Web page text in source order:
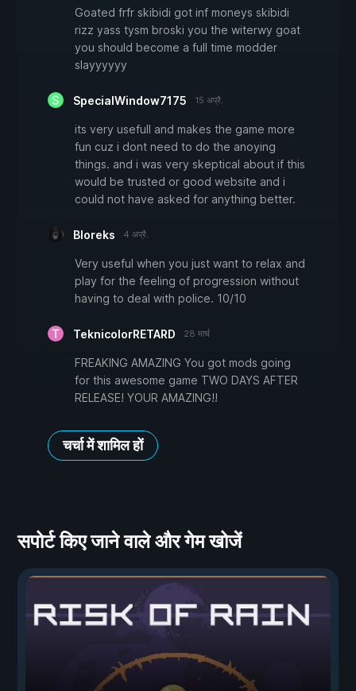
Goated frfr skibidi got inf moneys skibidi
rizz yass tysm broski you the witerwy goat
you should become a full time modder
slayyyyyy
SpecialWindow7175 15 अप्रै.
its very usefull and makes the game more
fun cuz i dont need to do the anoying
things. and i was very skeptical about if this
would be trusted or good website and i
could not have asked for anything better.
Bloreks 4 अप्रै.
Very useful when you just want to relax and
play for the feeling of progression without
having to deal with police. 10/10
TeknicolorRETARD 28 मार्च
FREAKING AMAZING You got mods going
for this awesome game TWO DAYS AFTER
RELEASE! YOUR AMAZING!!
चर्चा में शामिल हों
सपोर्ट किए जाने वाले और गेम खोजें